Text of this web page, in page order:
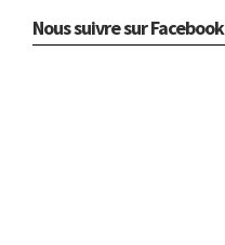
Nous suivre sur Facebook